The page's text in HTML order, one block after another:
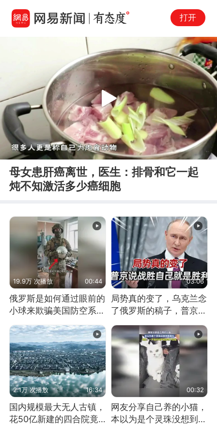
打开
00:00 00:00
Play
母女患肝癌离世，医生：排骨和它一起
炖不知激活多少癌细胞
19.9万 次播放 00:44
俄罗斯是如何通过眼前的
小球来欺骗美国防空系统
的
03:06
局势真的变了，乌克兰念
了俄罗斯的稿子，普京说
战胜自己就是胜利
2.1万 次播放 16:34
国内规模最大无人古镇，
花50亿新建的四合院竟
00:32
网友分享自己养的小猫，
本以为是个灵珠没想到是